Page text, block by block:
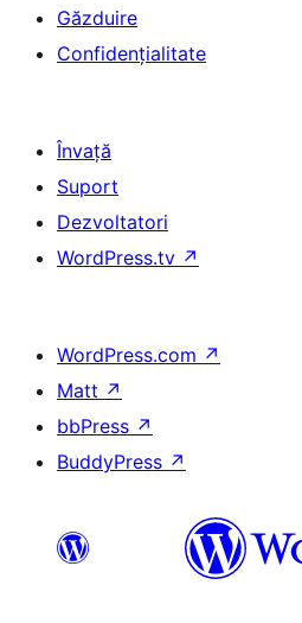
Găzduire
Confidențialitate
Învață
Suport
Dezvoltatori
WordPress.tv ↗
WordPress.com ↗
Matt ↗
bbPress ↗
BuddyPress ↗